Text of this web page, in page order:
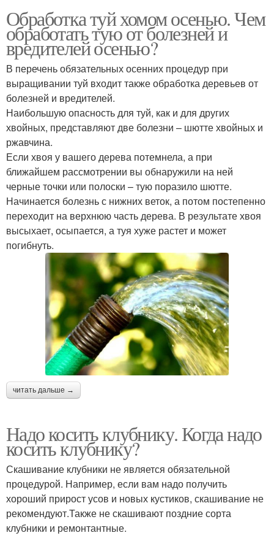
Обработка туй хомом осенью. Чем
обработать тую от болезней и
вредителей осенью?
В перечень обязательных осенних процедур при
выращивании туй входит также обработка деревьев от
болезней и вредителей.
Наибольшую опасность для туй, как и для других
хвойных, представляют две болезни – шютте хвойных и
ржавчина.
Если хвоя у вашего дерева потемнела, а при
ближайшем рассмотрении вы обнаружили на ней
черные точки или полоски – тую поразило шютте.
Начинается болезнь с нижних веток, а потом постепенно
переходит на верхнюю часть дерева. В результате хвоя
высыхает, осыпается, а туя хуже растет и может
погибнуть.
читать дальше →
Надо косить клубнику. Когда надо
косить клубнику?
Скашивание клубники не является обязательной
процедурой. Например, если вам надо получить
хороший прирост усов и новых кустиков, скашивание не
рекомендуют.Также не скашивают поздние сорта
клубники и ремонтантные.